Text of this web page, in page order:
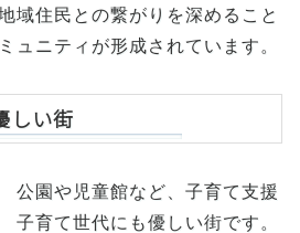
域住民との繋がりを深めること
ュニティが形成されています。
しい街
公園や児童館など、子育て支援
子育て世代にも優しい街です。